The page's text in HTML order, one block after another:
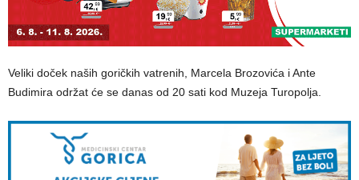
Veliki doček naših goričkih vatrenih, Marcela Brozovića i Ante
Budimira održat će se danas od 20 sati kod Muzeja Turopolja.